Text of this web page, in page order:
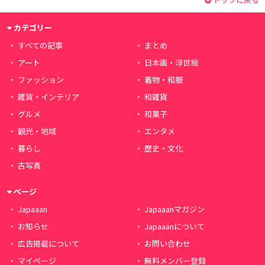
カテゴリー
すべての記事
まとめ
アート
日本画・浮世絵
ファッション
着物・和服
雑貨・インテリア
和雑貨
グルメ
和菓子
観光・地域
エンタメ
暮らし
歴史・文化
古写真
ページ
Japaaan
Japaaanマガジン
お知らせ
Japaaanについて
広告掲載について
お問い合わせ
マイページ
無料メンバー登録